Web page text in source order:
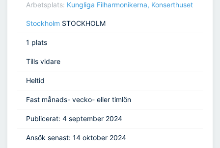
Arbetsplats: Kungliga Filharmonikerna, Konserthuset
Stockholm STOCKHOLM
1 plats
Tills vidare
Heltid
Fast månads- vecko- eller timlön
Publicerat: 4 september 2024
Ansök senast: 14 oktober 2024